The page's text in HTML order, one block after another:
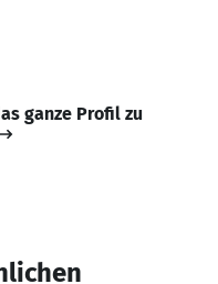
ganze Profil zu